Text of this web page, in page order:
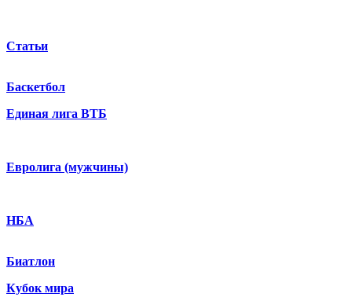
Статьи
Баскетбол
Единая лига ВТБ
Евролига (мужчины)
НБА
Биатлон
Кубок мира